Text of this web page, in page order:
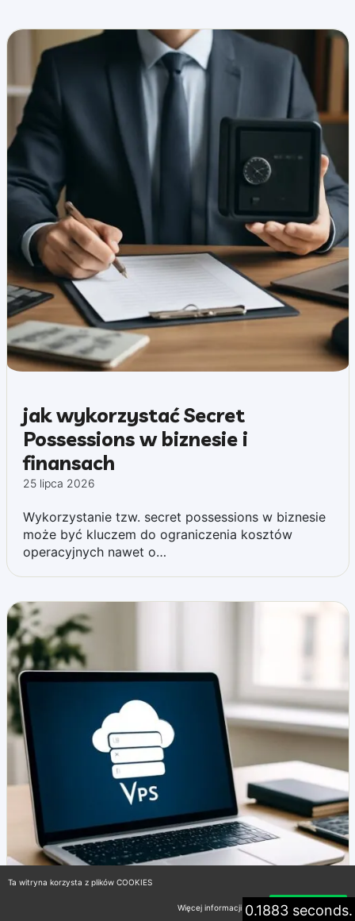
jak wykorzystać Secret
Possessions w biznesie i
finansach
25 lipca 2026
Wykorzystanie tzw. secret possessions w biznesie
może być kluczem do ograniczenia kosztów
operacyjnych nawet o…
0.1883 seconds.
Ta witryna korzysta z plików COOKIES
Więcej informacji Akceptuję